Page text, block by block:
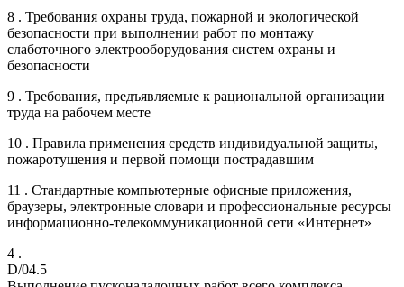
8 . Требования охраны труда, пожарной и экологической
безопасности при выполнении работ по монтажу
слаботочного электрооборудования систем охраны и
безопасности
9 . Требования, предъявляемые к рациональной организации
труда на рабочем месте
10 . Правила применения средств индивидуальной защиты,
пожаротушения и первой помощи пострадавшим
11 . Стандартные компьютерные офисные приложения,
браузеры, электронные словари и профессиональные ресурсы
информационно-телекоммуникационной сети «Интернет»
4 .
D/04.5